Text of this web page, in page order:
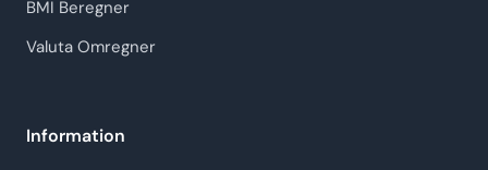
BMI Beregner
Valuta Omregner
Information